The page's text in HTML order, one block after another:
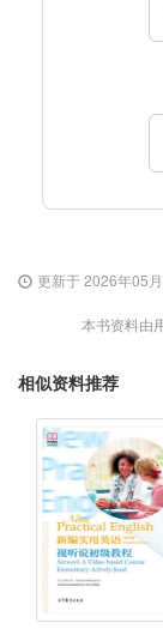
更新于 2026年05
本书资料由
相似资料推荐